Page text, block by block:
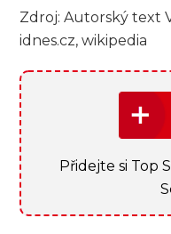
Zdroj: Autorský text
idnes.cz, wikipedia
Přidejte si Top